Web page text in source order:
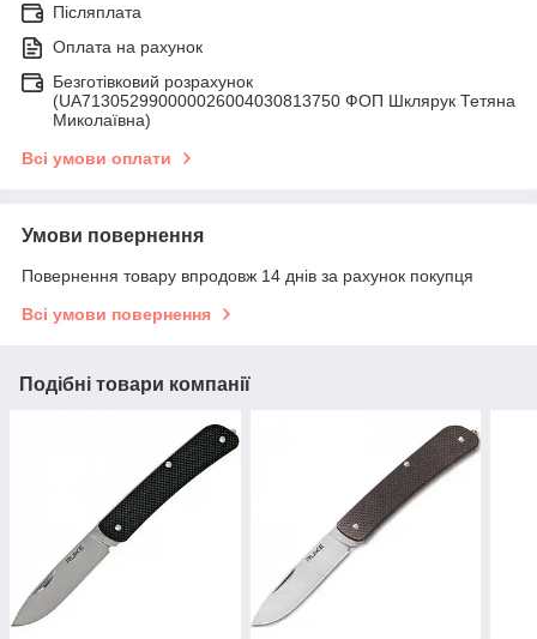
Післяплата
Оплата на рахунок
Безготівковий розрахунок
(UA713052990000026004030813750 ФОП Шклярук Тетяна
Миколаївна)
Всі умови оплати
Умови повернення
Повернення товару впродовж 14 днів за рахунок покупця
Всі умови повернення
Подібні товари компанії